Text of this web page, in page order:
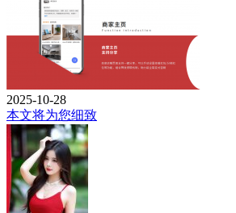
2025-10-28
本文将为您细致